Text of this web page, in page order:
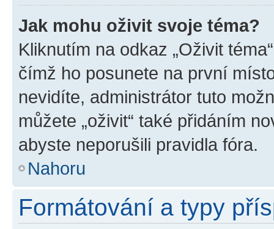
Jak mohu oživit svoje téma?
Kliknutím na odkaz „Oživit
čímž ho posunete na první
nevidíte, administrátor tuto
můžete „oživit“ také přidáním
abyste neporušili pravidla fóra.
Nahoru
Formátování a typy